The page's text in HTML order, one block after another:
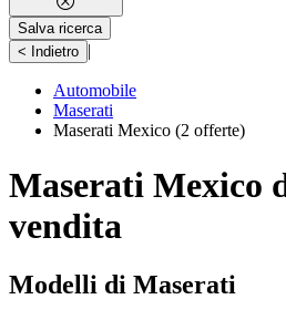
Salva ricerca
< Indietro |
Automobile
Maserati
Maserati Mexico (2 offerte)
Maserati Mexico
vendita
Modelli di Maserati